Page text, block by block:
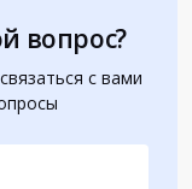
вопрос?
с вами